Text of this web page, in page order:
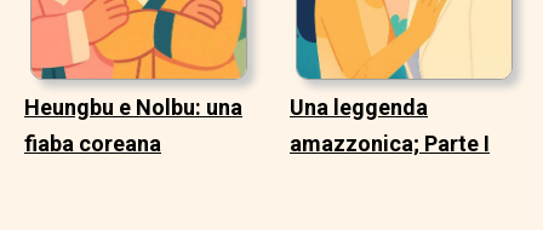
Heungbu e Nolbu: una
fiaba coreana
Una leggenda
amazzonica; Parte I